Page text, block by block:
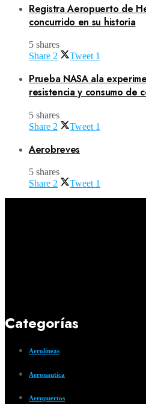
Registra Aeropuerto de
concurrido en su historia
5 shares
Share 2 Tweet 1
Prueba NASA ala
resistencia y consumo de
5 shares
Share 2 Tweet 1
Aerobreves
5 shares
Share 2 Tweet 1
Categorías
Aerolíneas
Aeronautica
Aeropuertos